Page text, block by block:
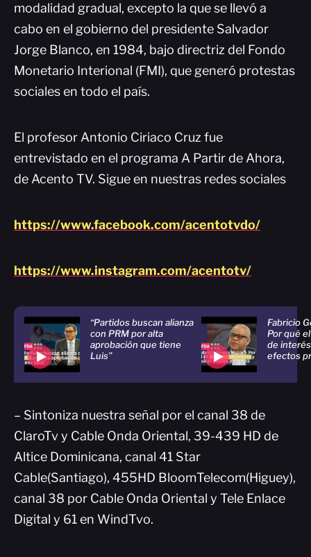
modalidad gradual, excepto la que se llevó a
cabo en el gobierno del presidente Salvador
Jorge Blanco, en 1984, bajo directriz del Fondo
Monetario Interional (FMI), que generó protestas
sociales en todo el país.
El profesor Antonio Ciriaco Cruz fue
entrevistado en el programa A Partir de Ahora,
de Acento TV. Sigue en nuestras redes sociales
https://www.facebook.com/acentotvdo/
https://www.instagram.com/acentotv/
“Partidos buscan alianza
con PRM por alta
aprobación que tiene
Luis”
Fabricio
Por qué
de
efectos
– Sintoniza nuestra señal por el canal 38 de
ClaroTv y Cable Onda Oriental, 39-439 HD de
Altice Dominicana, canal 41 Star
Cable(Santiago), 455HD BloomTelecom(Higuey),
canal 38 por Cable Onda Oriental y Tele Enlace
Digital y 61 en WindTvo.